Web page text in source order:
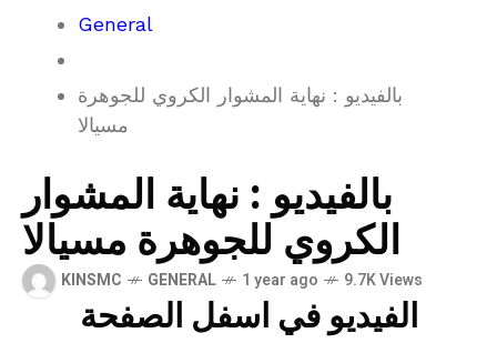
General
بالفيديو : نهاية المشوار الكروي للجوهرة
مسيالا
بالفيديو : نهاية المشوار
الكروي للجوهرة مسيالا
KINSMC GENERAL 1 year ago 9.7K Views
الفيديو في اسفل الصفحة